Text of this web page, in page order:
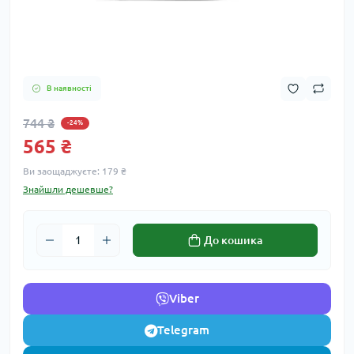
В наявності
744 ₴ -24%
565 ₴
Ви заощаджуєте: 179 ₴
Знайшли дешевше?
До кошика
Viber
Telegram